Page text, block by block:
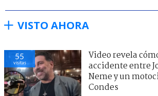
VISTO AHORA
55
visitas
Video revela
accidente entre
Neme y un
Condes